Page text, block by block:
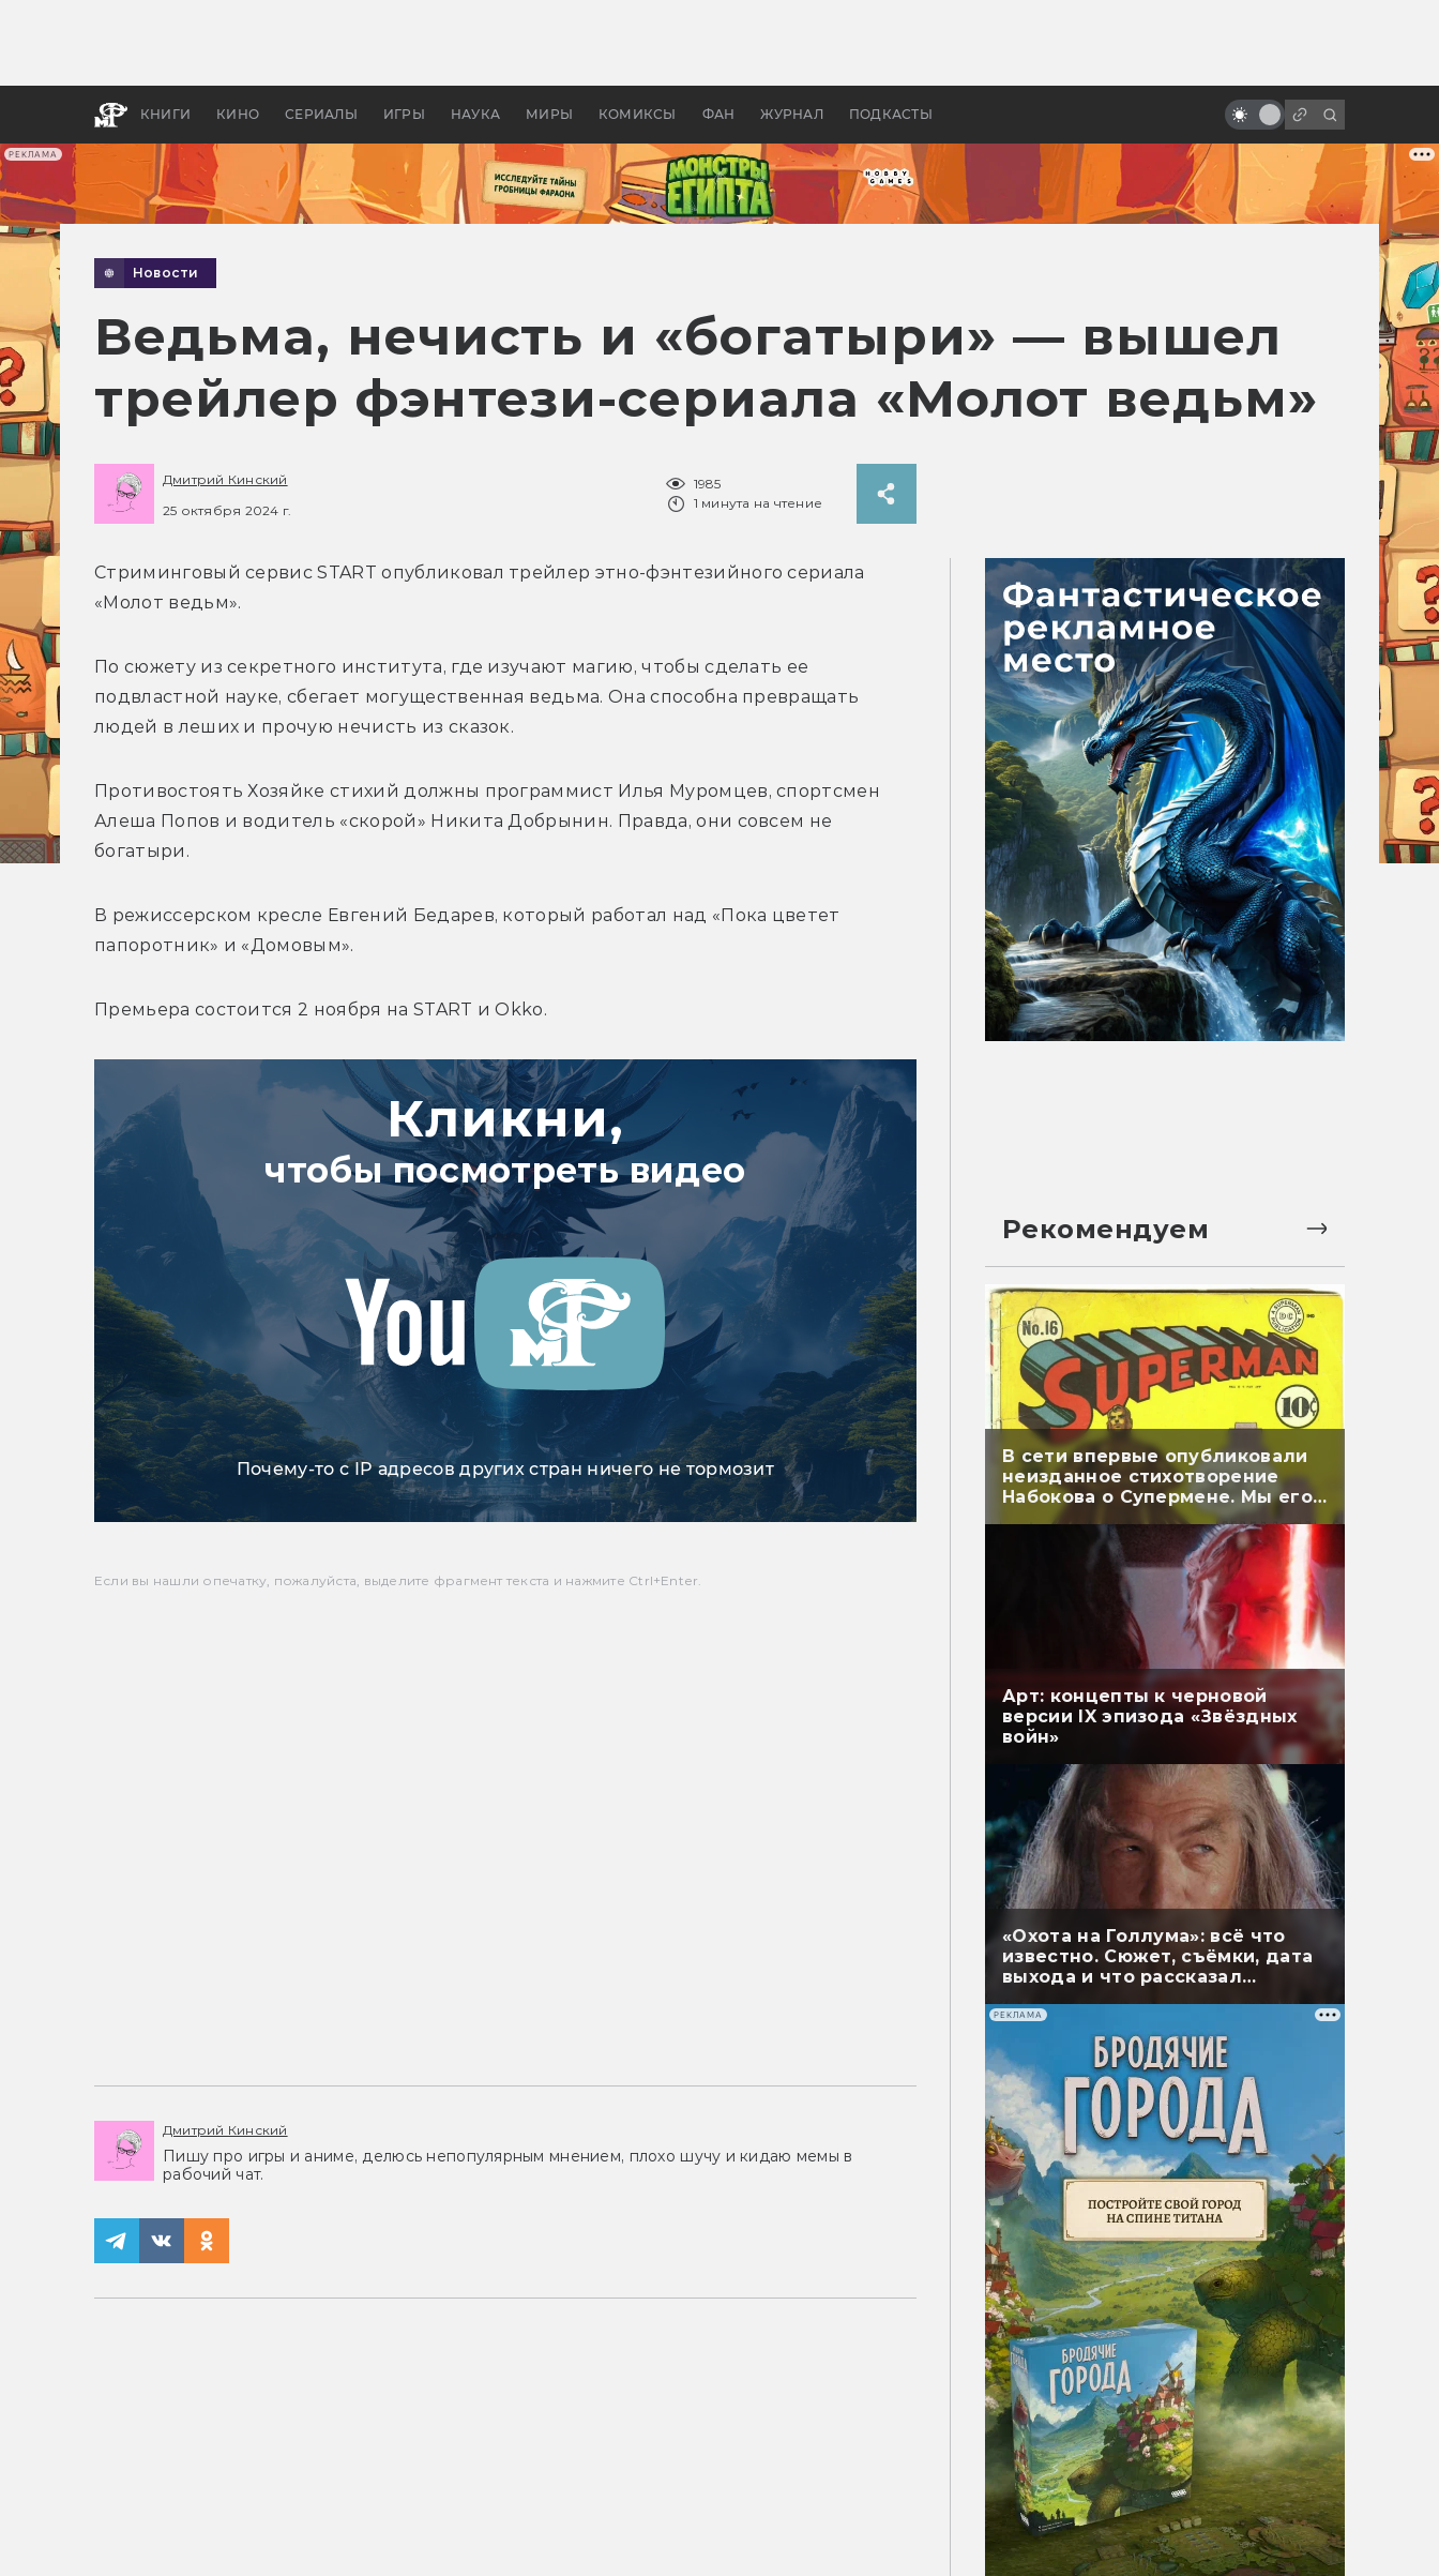
РЕКЛАМА
КНИГИ КИНО СЕРИАЛЫ ИГРЫ НАУКА МИРЫ КОМИКСЫ ФАН ЖУРНАЛ ПОДКАСТЫ
апокалипсис, в России —
бы «Властелина колец»
пришельцем
Новости
Ведьма, нечисть и «богатыри» — вышел
трейлер фэнтези-сериала «Молот ведьм»
Дмитрий Кинский
25 октября 2024 г.
1985
1 минута на чтение
Стриминговый сервис START опубликовал трейлер этно-фэнтезийного сериала
«Молот ведьм».
По сюжету из секретного института, где изучают магию, чтобы сделать ее
подвластной науке, сбегает могущественная ведьма. Она способна превращать
людей в леших и прочую нечисть из сказок.
Противостоять Хозяйке стихий должны программист Илья Муромцев, спортсмен
Алеша Попов и водитель «скорой» Никита Добрынин. Правда, они совсем не
богатыри.
В режиссерском кресле Евгений Бедарев, который работал над «Пока цветет
папоротник» и «Домовым».
Премьера состоится 2 ноября на START и Okko.
Кликни,
чтобы посмотреть видео
Почему-то с IP адресов других стран ничего не тормозит
Если вы нашли опечатку, пожалуйста, выделите фрагмент текста и нажмите Ctrl+Enter.
Дмитрий Кинский
Пишу про игры и аниме, делюсь непопулярным мнением, плохо шучу и кидаю мемы в
рабочий чат.
Рекомендуем
В сети впервые опубликовали
неизданное стихотворение
Набокова о Супермене. Мы его
перевели
Арт: концепты к черновой
версии IX эпизода «Звёздных
войн»
«Охота на Голлума»: всё что
известно. Сюжет, съёмки, дата
выхода и что рассказал
РЕКЛАМА